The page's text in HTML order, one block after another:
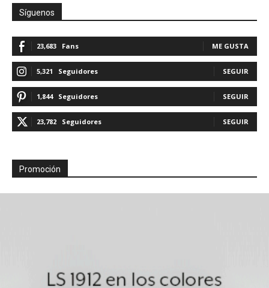
Síguenos
23,683 Fans ME GUSTA
5,321 Seguidores SEGUIR
1,844 Seguidores SEGUIR
23,782 Seguidores SEGUIR
Promoción